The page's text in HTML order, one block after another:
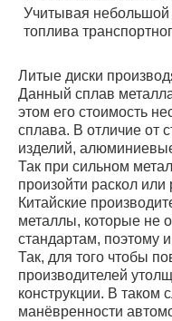
Учитывая небольшой
топлива
Литые диски
Данный сплав
этом его стоимость
сплава. В отличие от
изделий,
Так при сильном
произойти раскол или
Китайские
металлы, которые не
стандартам, поэтому
Так, для того чтобы
производителей
конструкции. В таком
манёвренности